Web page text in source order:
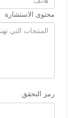
محتوى الاستشارة
رمز التحقق